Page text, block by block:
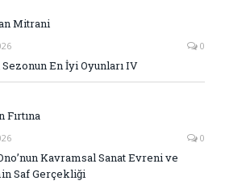
Mitrani
0
Sezonun En İyi Oyunları IV
Fırtına
0
Kavramsal Sanat Evreni ve
Saf Gerçekliği